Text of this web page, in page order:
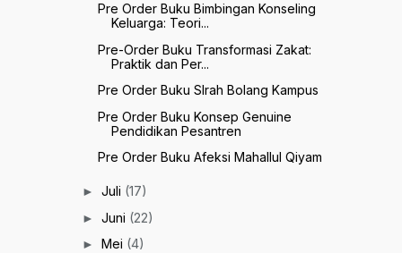
Pre Order Buku Bimbingan Konseling
Keluarga: Teori...
Pre-Order Buku Transformasi Zakat:
Praktik dan Per...
Pre Order Buku SIrah Bolang Kampus
Pre Order Buku Konsep Genuine
Pendidikan Pesantren
Pre Order Buku Afeksi Mahallul Qiyam
► Juli (17)
► Juni (22)
► Mei (4)